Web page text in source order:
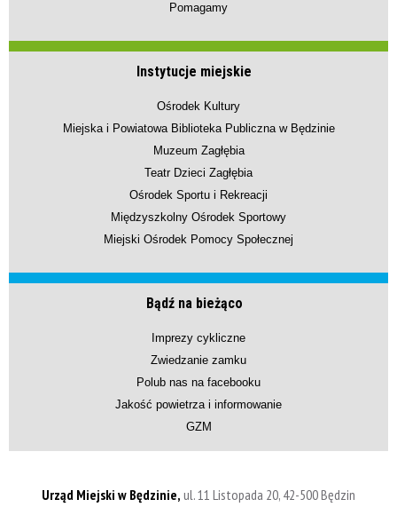
Pomagamy
Instytucje miejskie
Ośrodek Kultury
Miejska i Powiatowa Biblioteka Publiczna w Będzinie
Muzeum Zagłębia
Teatr Dzieci Zagłębia
Ośrodek Sportu i Rekreacji
Międzyszkolny Ośrodek Sportowy
Miejski Ośrodek Pomocy Społecznej
Bądź na bieżąco
Imprezy cykliczne
Zwiedzanie zamku
Polub nas na facebooku
Jakość powietrza i informowanie
GZM
Urząd Miejski w Będzinie, ul. 11 Listopada 20, 42-500 Będzin